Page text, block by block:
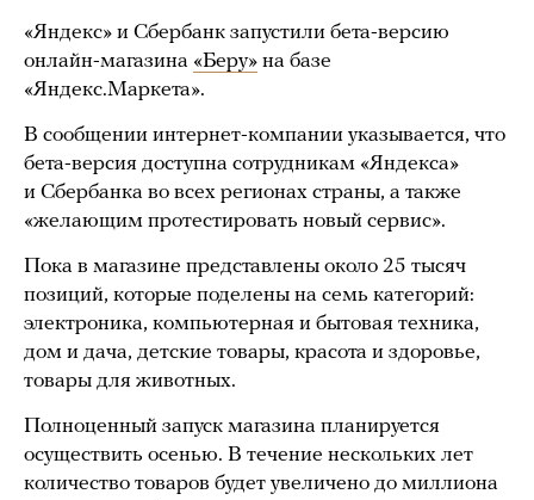
«Яндекс» и Сбербанк запустили бета-версию
онлайн-магазина «Беру» на базе
«Яндекс.Маркета».
В сообщении интернет-компании указывается, что
бета-версия доступна сотрудникам «Яндекса»
и Сбербанка во всех регионах страны, а также
«желающим протестировать новый сервис».
Пока в магазине представлены около 25 тысяч
позиций, которые поделены на семь категорий:
электроника, компьютерная и бытовая техника,
дом и дача, детские товары, красота и здоровье,
товары для животных.
Полноценный запуск магазина планируется
осуществить осенью. В течение нескольких лет
количество товаров будет увеличено до миллиона